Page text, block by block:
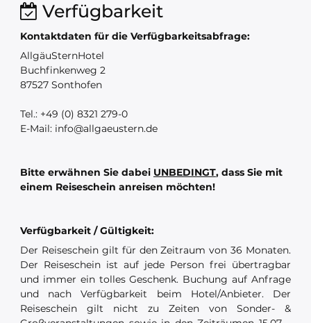
Verfügbarkeit
Kontaktdaten für die Verfügbarkeitsabfrage:
AllgäuSternHotel
Buchfinkenweg 2
87527 Sonthofen
Tel.: +49 (0) 8321 279-0
E-Mail: info@allgaeustern.de
Bitte erwähnen Sie dabei UNBEDINGT, dass Sie mit
einem Reiseschein anreisen möchten!
Verfügbarkeit / Gültigkeit:
Der Reiseschein gilt für den Zeitraum von 36 Monaten.
Der Reiseschein ist auf jede Person frei übertragbar
und immer ein tolles Geschenk. Buchung auf Anfrage
und nach Verfügbarkeit beim Hotel/Anbieter. Der
Reiseschein gilt nicht zu Zeiten von Sonder- &